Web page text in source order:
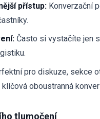
přístup: Konverzační
Často si vystačíte jen
pro diskuze, sekce
oboustranná
tlumočení